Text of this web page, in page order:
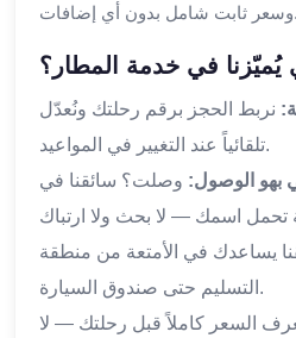
وسعر ثابت شامل بدون أي إضافات.
يُميّزنا في خدمة المطار؟
نربط الحجز برقم رحلتك ونُعدّل
تلقائياً عند التغيير في المواعيد.
بهو الوصول: وصلت؟ سائقنا في
يساعدك في الأمتعة من منطقة
التسليم حتى صندوق السيارة.
السعر كاملاً قبل رحلتك — لا